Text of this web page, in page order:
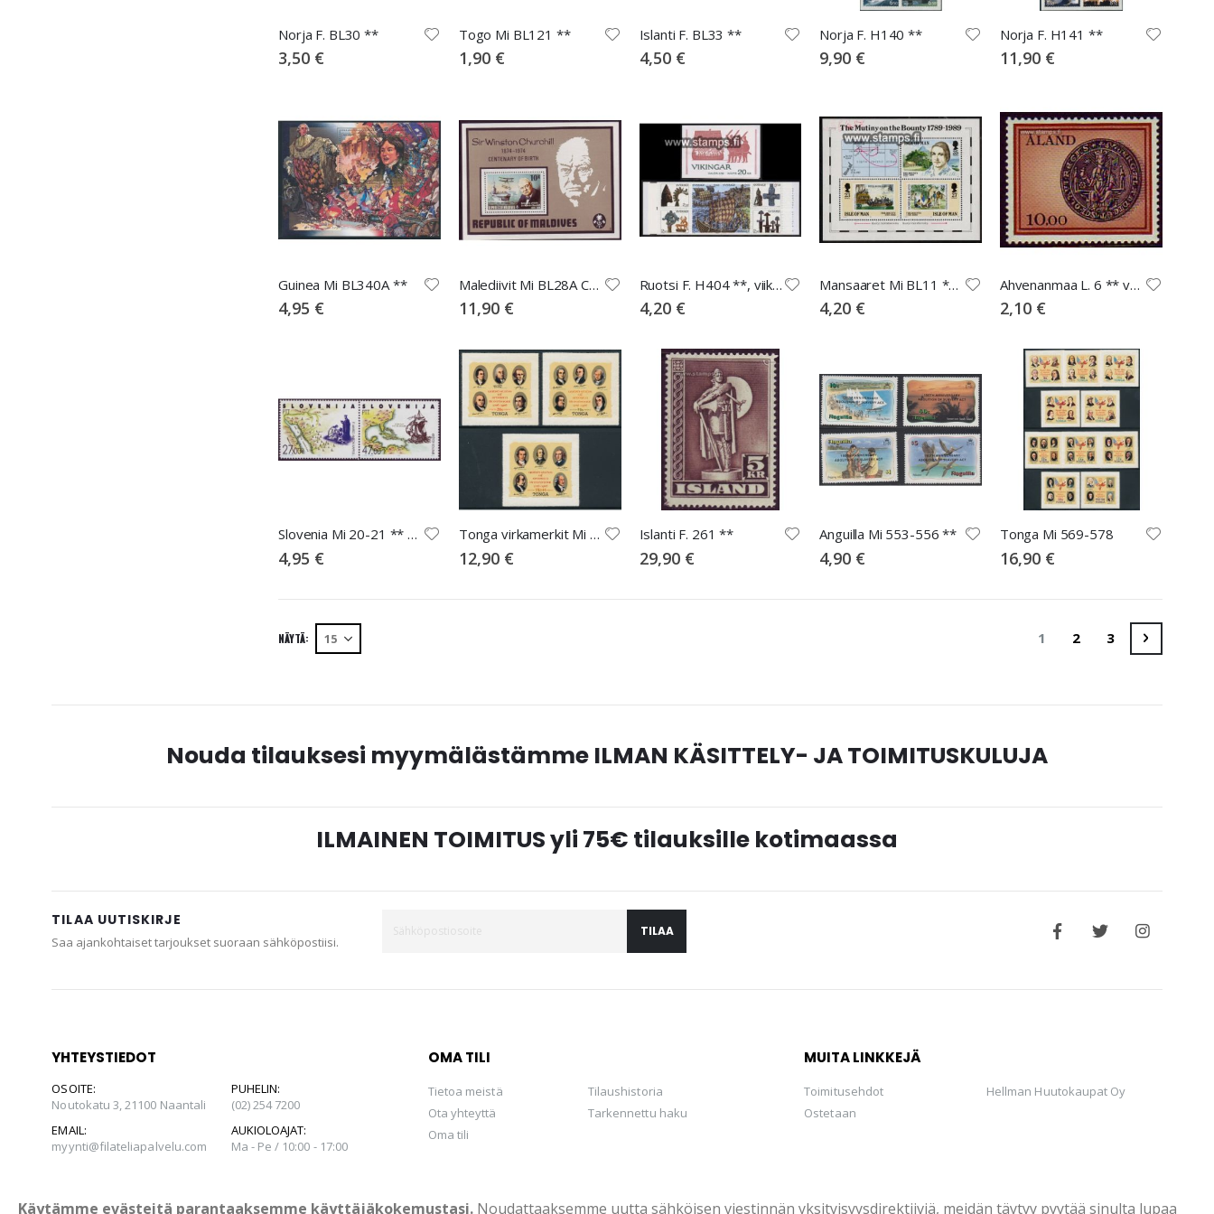
Käytämme evästeitä parantaaksemme käyttäjäkokemustasi. Noudattaaksemme uutta sähköisen viestinnän yksityisyysdirektiiviä, meidän täytyy pyytää sinulta lupaa
Norja F. BL30 **
3,50 €
Togo Mi BL121 **
1,90 €
Islanti F. BL33 **
4,50 €
Norja F. H140 **
9,90 €
Norja F. H141 **
11,90 €
Guinea Mi BL340A **
4,95 €
Malediivit Mi BL28A Churchill **
11,90 €
Ruotsi F. H404 **, viikingit
4,20 €
Mansaaret Mi BL11 ** Bountyn kapina
4,20 €
Ahvenanmaa L. 6 ** vanha sinetti
2,10 €
Slovenia Mi 20-21 ** Kolumbus pari
4,95 €
Tonga virkamerkit Mi 144-146
12,90 €
Islanti F. 261 **
29,90 €
Anguilla Mi 553-556 **
4,90 €
Tonga Mi 569-578
16,90 €
SivuYou're currently reading
1 Sivu
2 Sivu
3 Sivu
Seuraava
NÄYTÄ
Nouda tilauksesi myymälästämme ILMAN KÄSITTELY- JA TOIMITUSKULUJA
ILMAINEN TOIMITUS yli 75€ tilauksille kotimaassa
TILAA UUTISKIRJE
Saa ajankohtaiset tarjoukset suoraan sähköpostiisi.
TILAA
YHTEYSTIEDOT
OSOITE:
Noutokatu 3, 21100 Naantali
PUHELIN:
(02) 254 7200
EMAIL:
myynti@filateliapalvelu.com
AUKIOLOAJAT:
Ma - Pe / 10:00 - 17:00
OMA TILI
Tietoa meistä
Ota yhteyttä
Oma tili
Tilaushistoria
Tarkennettu haku
MUITA LINKKEJÄ
Toimitusehdot
Ostetaan
Hellman Huutokaupat Oy